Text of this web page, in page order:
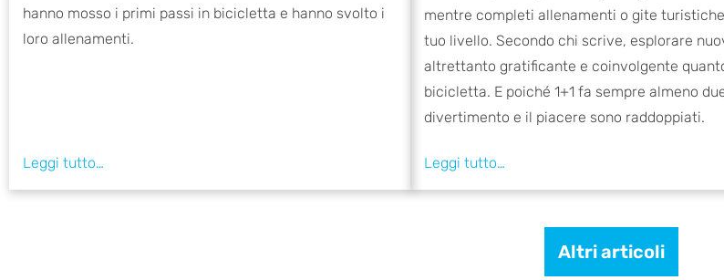
hanno mosso i primi passi in bicicletta e hanno svolto i
loro allenamenti.
mentre completi allenamenti o gite
tuo livello. Secondo chi scrive, esplorare
altrettanto gratificante e coinvolgente
bicicletta. E poiché 1+1 fa sempre almeno
divertimento e il piacere sono raddoppiati.
Altri articoli